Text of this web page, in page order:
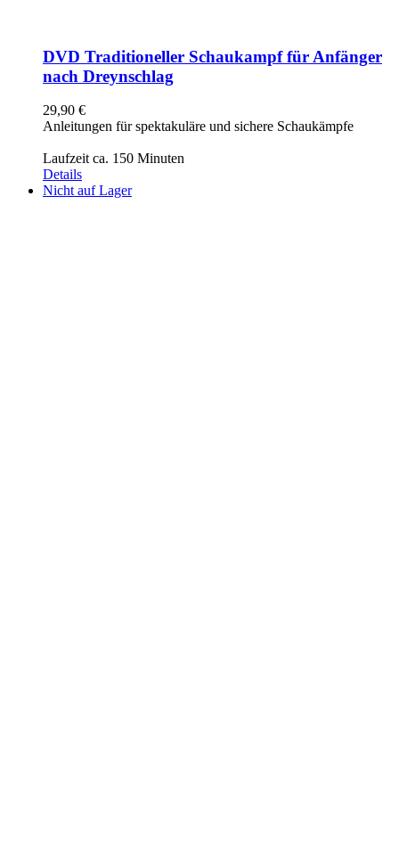
DVD Traditioneller Schaukampf für Anfänger
nach Dreynschlag
29,90 €
Anleitungen für spektakuläre und sichere Schaukämpfe
Laufzeit ca. 150 Minuten
Details
Nicht auf Lager